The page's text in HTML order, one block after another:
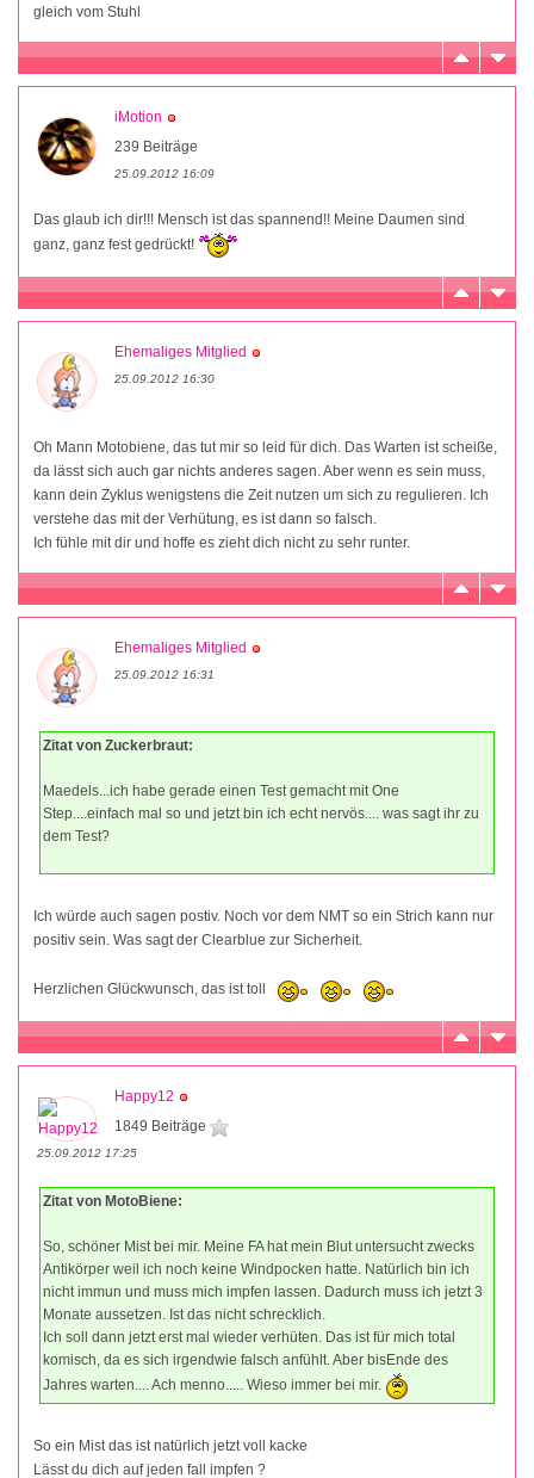
gleich vom Stuhl
iMotion
239 Beiträge
25.09.2012 16:09
Das glaub ich dir!!! Mensch ist das spannend!! Meine Daumen sind
ganz, ganz fest gedrückt!
Ehemaliges Mitglied
25.09.2012 16:30
Oh Mann Motobiene, das tut mir so leid für dich. Das Warten ist scheiße,
da lässt sich auch gar nichts anderes sagen. Aber wenn es sein muss,
kann dein Zyklus wenigstens die Zeit nutzen um sich zu regulieren. Ich
verstehe das mit der Verhütung, es ist dann so falsch.
Ich fühle mit dir und hoffe es zieht dich nicht zu sehr runter.
Ehemaliges Mitglied
25.09.2012 16:31
Zitat von Zuckerbraut:
Maedels...ich habe gerade einen Test gemacht mit One
Step....einfach mal so und jetzt bin ich echt nervös.... was sagt ihr zu
dem Test?
Ich würde auch sagen postiv. Noch vor dem NMT so ein Strich kann nur
positiv sein. Was sagt der Clearblue zur Sicherheit.
Herzlichen Glückwunsch, das ist toll
Happy12
1849 Beiträge
25.09.2012 17:25
Zitat von MotoBiene:
So, schöner Mist bei mir. Meine FA hat mein Blut untersucht zwecks
Antikörper weil ich noch keine Windpocken hatte. Natürlich bin ich
nicht immun und muss mich impfen lassen. Dadurch muss ich jetzt 3
Monate aussetzen. Ist das nicht schrecklich.
Ich soll dann jetzt erst mal wieder verhüten. Das ist für mich total
komisch, da es sich irgendwie falsch anfühlt. Aber bisEnde des
Jahres warten.... Ach menno..... Wieso immer bei mir.
So ein Mist das ist natürlich jetzt voll kacke
Lässt du dich auf jeden fall impfen ?